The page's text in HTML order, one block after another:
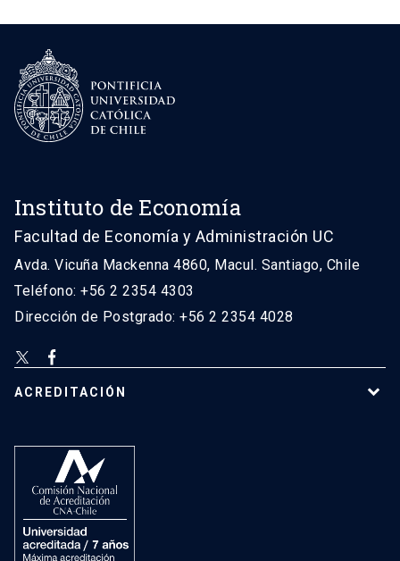
Instituto de Economía
Facultad de Economía y Administración UC
Avda. Vicuña Mackenna 4860, Macul. Santiago, Chile
Teléfono: +56 2 2354 4303
Dirección de Postgrado: +56 2 2354 4028
ACREDITACIÓN